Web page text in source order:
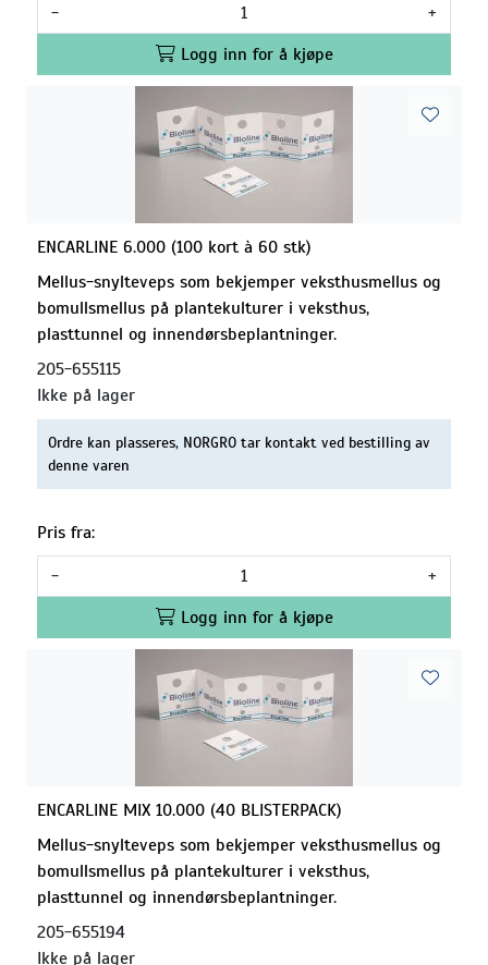
-
+
Logg inn for å kjøpe
ENCARLINE 6.000 (100 kort à 60 stk)
Mellus-snylteveps som bekjemper veksthusmellus og
bomullsmellus på plantekulturer i veksthus,
plasttunnel og innendørsbeplantninger.
205-655115
Ikke på lager
Ordre kan plasseres, NORGRO tar kontakt ved bestilling av
denne varen
Pris fra:
-
+
Logg inn for å kjøpe
ENCARLINE MIX 10.000 (40 BLISTERPACK)
Mellus-snylteveps som bekjemper veksthusmellus og
bomullsmellus på plantekulturer i veksthus,
plasttunnel og innendørsbeplantninger.
205-655194
Ikke på lager